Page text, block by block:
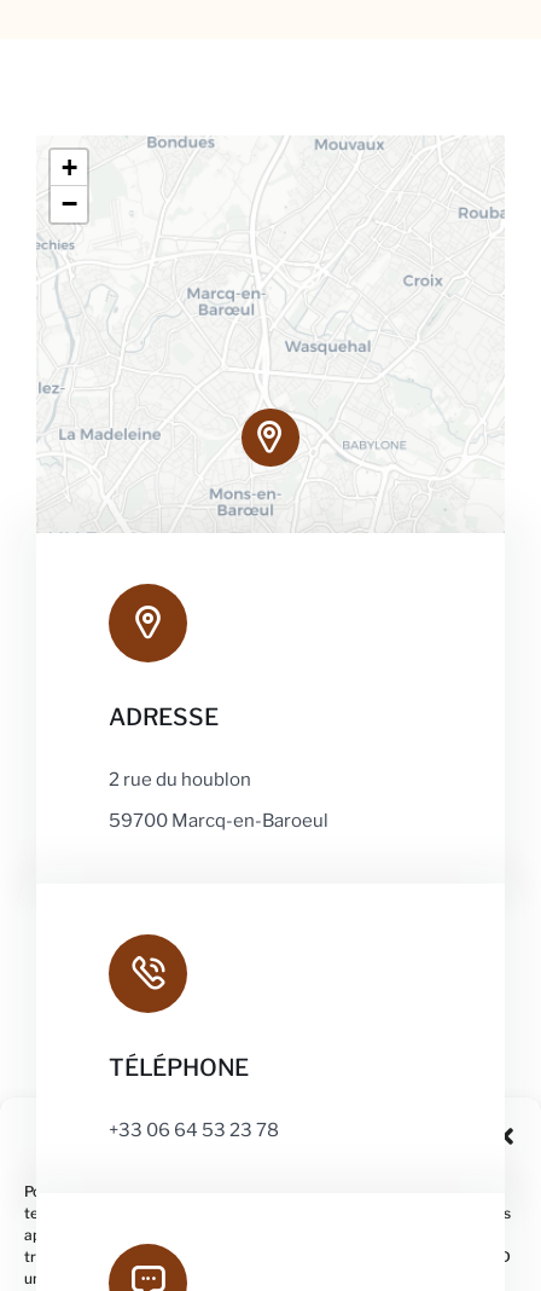
Gérer le consentement
Pour offrir les meilleures expériences, nous utilisons des technologies
telles que les cookies pour stocker et/ou accéder aux informations des
appareils. Le fait de consentir à ces technologies nous permettra de
traiter des données telles que le comportement de navigation ou les ID
uniques sur ce site. Le fait de ne pas consentir ou de retirer son
+
−
Leaflet |Map data ©
ADRESSE
2 rue du houblon
59700 Marcq-en-Baroeul
TÉLÉPHONE
+33 06 64 53 23 78